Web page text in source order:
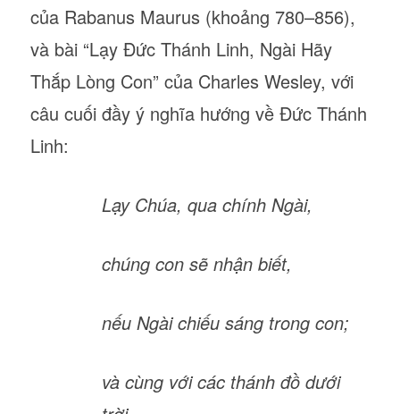
của Rabanus Maurus (khoảng 780–856),
và bài “Lạy Đức Thánh Linh, Ngài Hãy
Thắp Lòng Con” của Charles Wesley, với
câu cuối đầy ý nghĩa hướng về Đức Thánh
Linh:
Lạy Chúa, qua chính Ngài,
chúng con sẽ nhận biết,
nếu Ngài chiếu sáng trong con;
và cùng với các thánh đồ dưới